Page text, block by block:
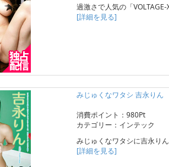
過激さで人気の「
[詳細を見る]
みじゅくなワタシ 吉永りん
消費ポイント：980Pt
カテゴリー：インテック
みじゅくなワタシに吉永り
[詳細を見る]